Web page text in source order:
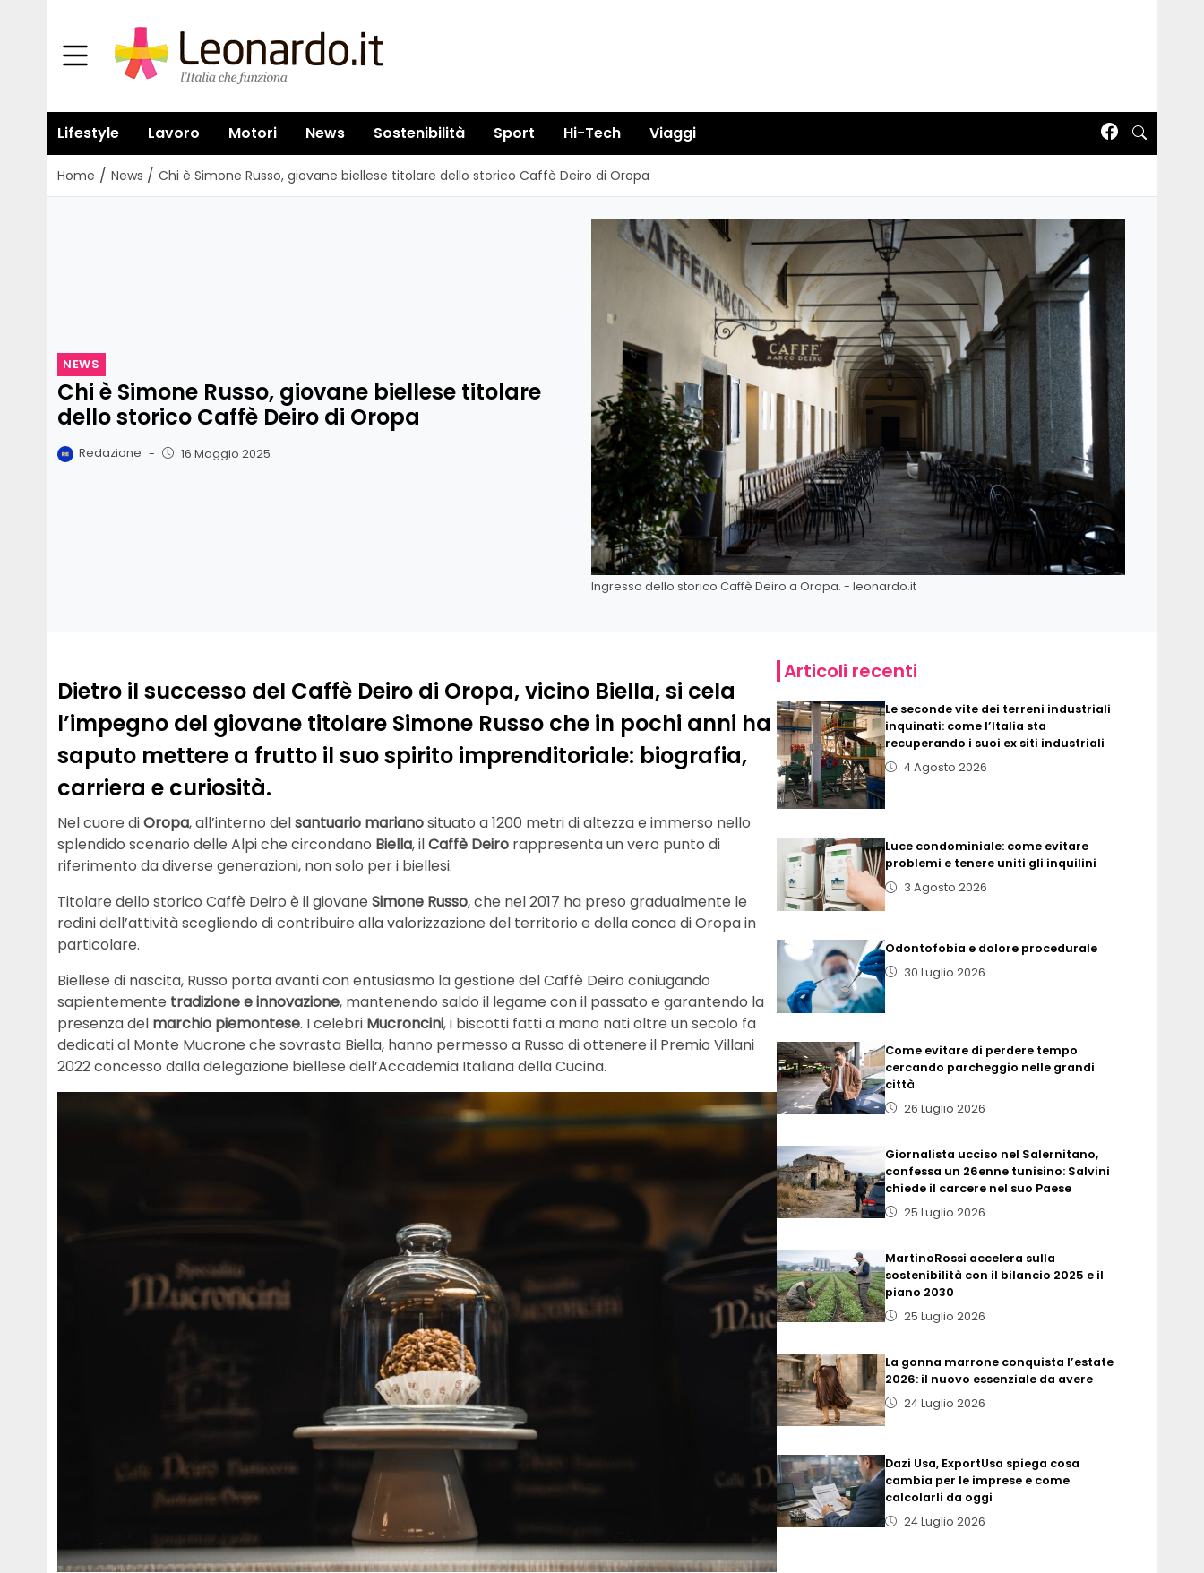
Lifestyle Lavoro Motori News Sostenibilità Sport Hi-Tech Viaggi
Home / News / Chi è Simone Russo, giovane biellese titolare dello storico Caffè Deiro di Oropa
NEWS
Chi è Simone Russo, giovane biellese titolare
dello storico Caffè Deiro di Oropa
Redazione - 16 Maggio 2025
Ingresso dello storico Caffè Deiro a Oropa. - leonardo.it
Dietro il successo del Caffè Deiro di Oropa, vicino Biella, si cela
l’impegno del giovane titolare Simone Russo che in pochi anni ha
saputo mettere a frutto il suo spirito imprenditoriale: biografia,
carriera e curiosità.
Nel cuore diOropa, all’interno delsantuario marianosituato a 1200 metri di altezza e immerso nello
splendido scenario delle Alpi che circondano Biella, ilCaffè Deiro rappresenta un vero punto di
riferimento da diverse generazioni, non solo per i biellesi.
Titolare dello storico Caffè Deiro è il giovane Simone Russo, che nel 2017 ha preso gradualmente le
redini dell’attività scegliendo di contribuire alla valorizzazione del territorio e della conca di Oropa in
particolare.
Biellese di nascita, Russo porta avanti con entusiasmo la gestione del Caffè Deiro coniugando
sapientemente tradizione e innovazione, mantenendo saldo il legame con il passato e garantendo la
presenza del marchio piemontese. I celebri Mucroncini, i biscotti fatti a mano nati oltre un secolo fa
dedicati al Monte Mucrone che sovrasta Biella, hanno permesso a Russo di ottenere il Premio Villani
2022 concesso dalla delegazione biellese dell’Accademia Italiana della Cucina.
Articoli recenti
Le seconde vite dei terreni industriali
inquinati: come l’Italia sta
recuperando i suoi ex siti industriali
4 Agosto 2026
Luce condominiale: come evitare
problemi e tenere uniti gli inquilini
3 Agosto 2026
Odontofobia e dolore procedurale
30 Luglio 2026
Come evitare di perdere tempo
cercando parcheggio nelle grandi
città
26 Luglio 2026
Giornalista ucciso nel Salernitano,
confessa un 26enne tunisino: Salvini
chiede il carcere nel suo Paese
25 Luglio 2026
MartinoRossi accelera sulla
sostenibilità con il bilancio 2025 e il
piano 2030
25 Luglio 2026
La gonna marrone conquista l’estate
2026: il nuovo essenziale da avere
24 Luglio 2026
Dazi Usa, ExportUsa spiega cosa
cambia per le imprese e come
calcolarli da oggi
24 Luglio 2026